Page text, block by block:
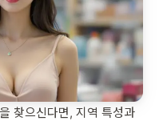
찾으신다면, 지역 특성과